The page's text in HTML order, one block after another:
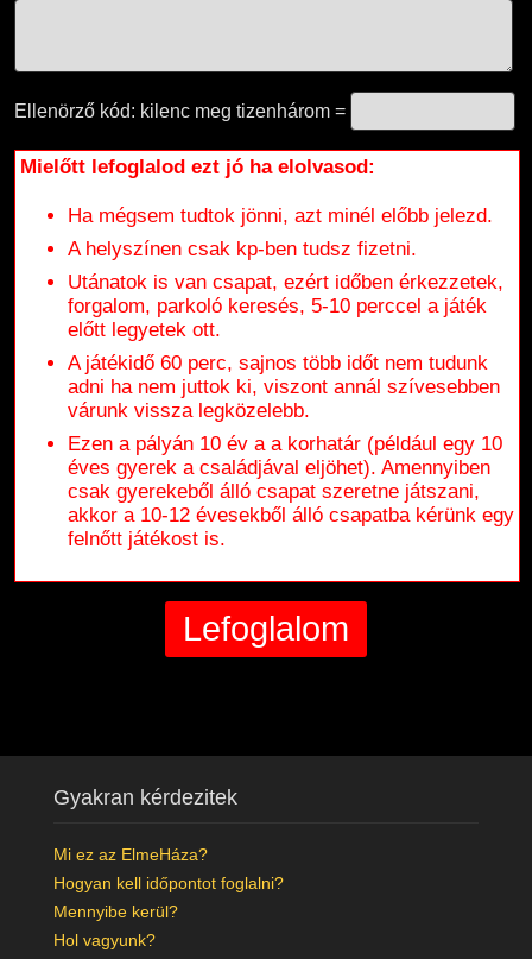
Ellenörző kód: kilenc meg tizenhárom =
Mielőtt lefoglalod ezt jó ha elolvasod:
Ha mégsem tudtok jönni, azt minél előbb jelezd.
A helyszínen csak kp-ben tudsz fizetni.
Utánatok is van csapat, ezért időben érkezzetek,
forgalom, parkoló keresés, 5-10 perccel a játék
előtt legyetek ott.
A játékidő 60 perc, sajnos több időt nem tudunk
adni ha nem juttok ki, viszont annál szívesebben
várunk vissza legközelebb.
Ezen a pályán 10 év a a korhatár (például egy 10
éves gyerek a családjával eljöhet). Amennyiben
csak gyerekeből álló csapat szeretne játszani,
akkor a 10-12 évesekből álló csapatba kérünk egy
felnőtt játékost is.
Gyakran kérdezitek
Mi ez az ElmeHáza?
Hogyan kell időpontot foglalni?
Mennyibe kerül?
Hol vagyunk?